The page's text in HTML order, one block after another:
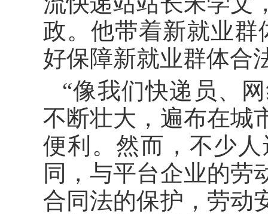
政。他带着新就业群
好保障新就业群体合
“像我们快递员、
不断壮大，遍布在城
便利。然而，不少
同，与平台企业的劳
合同法的保护，劳动